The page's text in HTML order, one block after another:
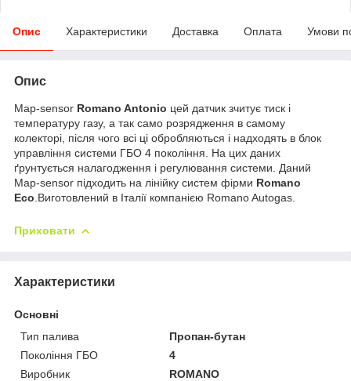
Опис Характеристики Доставка Оплата Умови
Опис
Map-sensor Romano Antonio цей датчик зчитує тиск і
температуру газу, а так само розрядження в самому
колекторі, після чого всі ці обробляються і надходять в блок
управління системи ГБО 4 покоління. На цих даних
ґрунтується налагодження і регулювання системи. Даний
Map-sensor підходить на лінійку систем фірми Romano
Eco .Виготовлений в Італії компанією Romano Autogas.
Приховати
Характеристики
Основні
Тип палива
Пропан-бутан
Покоління ГБО
4
Виробник
ROMANO